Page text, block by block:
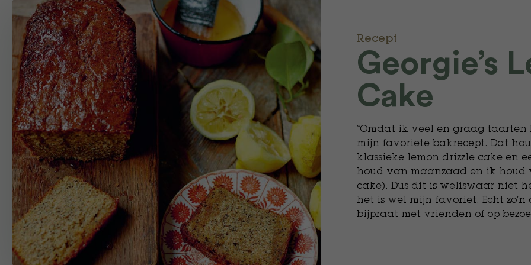
Recept
Georgie’s
Cake
“Omdat ik veel en graag
mijn favoriete bakrecept. Dat
klassieke lemon drizzle cake en
houd van maanzaad en ik houd
cake). Dus dit is weliswaar niet
het is wel mijn favoriet. Echt
bijpraat met vrienden of op